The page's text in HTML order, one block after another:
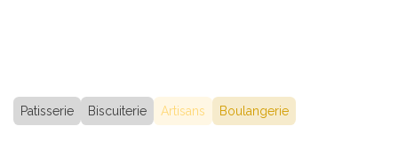
Patisserie Biscuiterie Artisans Boulangerie